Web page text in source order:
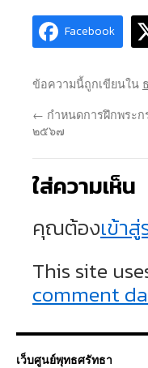
Facebook
ข้อความนี้ถูกเขียนใน
← กำหนดการฝึกพระ
๒๕๖๗
ใส่ความเห็น
คุณต้องเข้า
This site
comment
เว็บศูนย์พุทธศรัทธา